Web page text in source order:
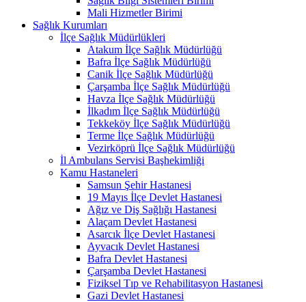
Mali Hizmetler Birimi
Sağlık Kurumları
İlçe Sağlık Müdürlükleri
Atakum İlçe Sağlık Müdürlüğü
Bafra İlçe Sağlık Müdürlüğü
Canik İlçe Sağlık Müdürlüğü
Çarşamba İlçe Sağlık Müdürlüğü
Havza İlçe Sağlık Müdürlüğü
İlkadım İlçe Sağlık Müdürlüğü
Tekkeköy İlçe Sağlık Müdürlüğü
Terme İlçe Sağlık Müdürlüğü
Vezirköprü İlçe Sağlık Müdürlüğü
İl Ambulans Servisi Başhekimliği
Kamu Hastaneleri
Samsun Şehir Hastanesi
19 Mayıs İlçe Devlet Hastanesi
Ağız ve Diş Sağlığı Hastanesi
Alaçam Devlet Hastanesi
Asarcık İlçe Devlet Hastanesi
Ayvacık Devlet Hastanesi
Bafra Devlet Hastanesi
Çarşamba Devlet Hastanesi
Fiziksel Tıp ve Rehabilitasyon Hastanesi
Gazi Devlet Hastanesi